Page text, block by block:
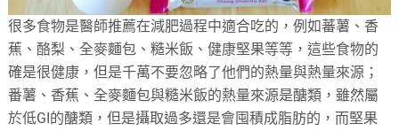
很多食物是醫師推薦在減肥過程中適合吃的，例如蕃薯、香
蕉、酪梨、全麥麵包、糙米飯、健康堅果等等，這些食物的
確是很健康，但是千萬不要忽略了他們的熱量與熱量來源；
番薯、香蕉、全麥麵包與糙米飯的熱量來源是醣類，雖然屬
於低GI的醣類，但是攝取過多還是會囤積成脂肪的，而堅果